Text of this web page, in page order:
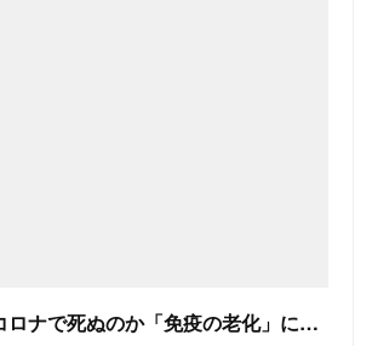
なぜ男の方がコロナで死ぬのか「免疫の老化」に男女差か：朝日新聞デジタル